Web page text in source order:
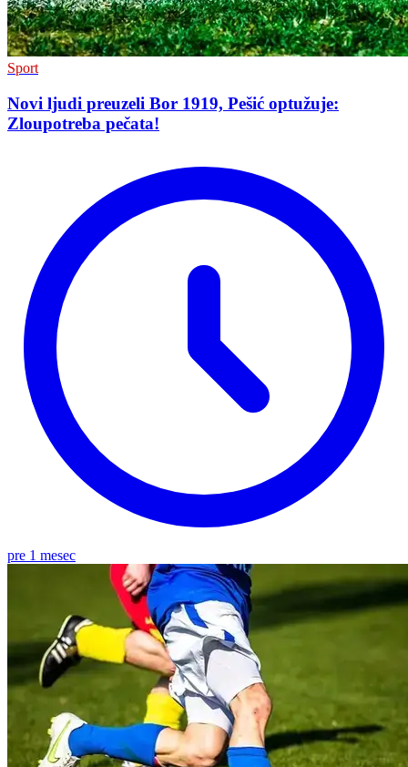
Sport
Novi ljudi preuzeli Bor 1919, Pešić optužuje:
Zloupotreba pečata!
pre 1 mesec